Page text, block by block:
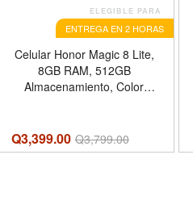
ELEGIBLE PARA
ENTREGA EN 2 HORAS
Celular Honor Magic 8 Lite,
8GB RAM, 512GB
Almacenamiento, Color
Q3,399.00 Q3,799.00